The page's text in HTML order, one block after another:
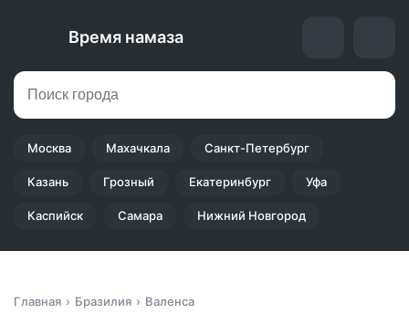
Время намаза
Москва Махачкала Санкт-Петербург
Казань Грозный Екатеринбург Уфа
Каспийск Самара Нижний Новгород
Главная Бразилия Валенса